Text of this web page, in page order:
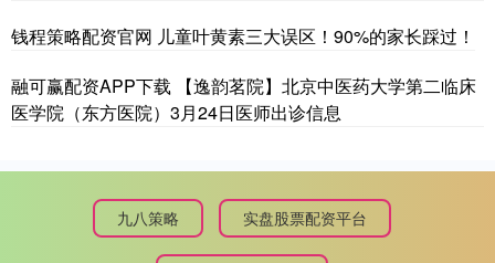
钱程策略配资官网 儿童叶黄素三大误区！90%的家长踩过！
融可赢配资APP下载 【逸韵茗院】北京中医药大学第二临床
医学院（东方医院）3月24日医师出诊信息
九八策略 实盘股票配资平台